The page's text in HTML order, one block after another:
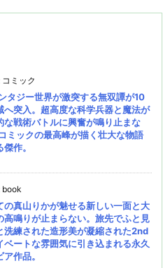
コミック
タジー世界が激突する無双譚が10
へ突入。超高度な科学兵器と魔法が
な戦術バトルに興奮が鳴り止まな
ミックの最高峰が描く壮大な物語
作。
book
の真山りかが魅せる新しい一面と大
高鳴りが止まらない。旅先でふと見
洗練された造形美が凝縮された2nd
ベートな雰囲気に引き込まれる永久
作品。